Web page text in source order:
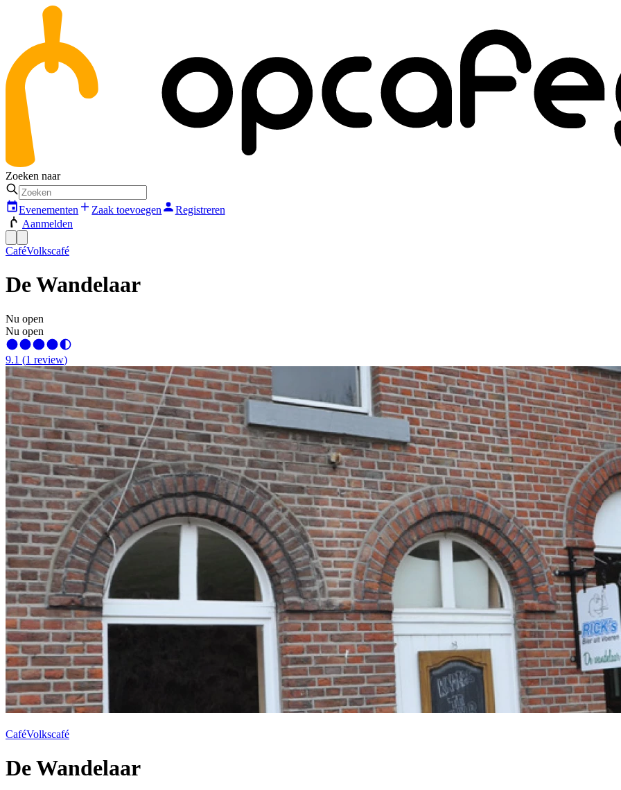
Zoeken naar
Evenementen Zaak toevoegen
Registreren
Aanmelden
CaféVolkscafé
De Wandelaar
Nu open
Nu open
9.1 (1 review)
CaféVolkscafé
De Wandelaar